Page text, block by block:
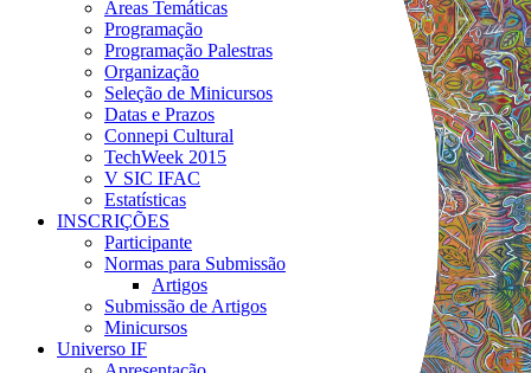
Áreas Temáticas
Programação
Programação Palestras
Organização
Seleção de Minicursos
Datas e Prazos
Connepi Cultural
TechWeek 2015
V SIC IFAC
Estatísticas
INSCRIÇÕES
Participante
Normas para Submissão
Artigos
Submissão de Artigos
Minicursos
Universo IF